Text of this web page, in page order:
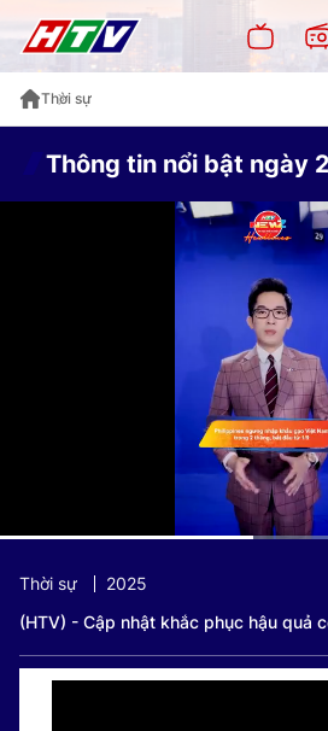
Thời sự
Thông tin nổi bật ngày
Time
Thời sự
2025
(HTV) - Cập nhật khắc phục hậu quả